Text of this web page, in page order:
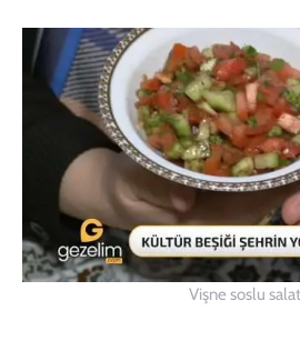
Vişne soslu